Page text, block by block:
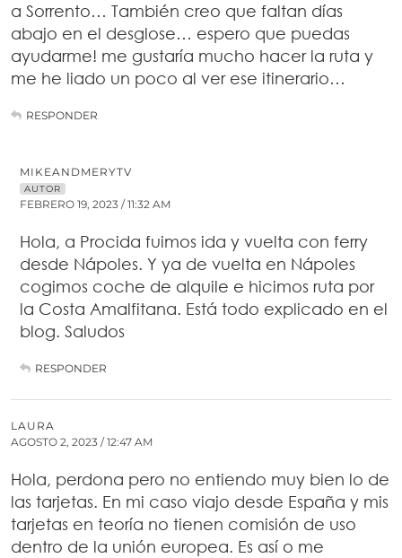
a Sorrento… También creo que faltan días
abajo en el desglose… espero que puedas
ayudarme! me gustaría mucho hacer la ruta y
me he liado un poco al ver ese itinerario…
RESPONDER
MIKEANDMERYTV
AUTOR
FEBRERO 19, 2023 / 11:32 AM
Hola, a Procida fuimos ida y vuelta con ferry
desde Nápoles. Y ya de vuelta en Nápoles
cogimos coche de alquile e hicimos ruta por
la Costa Amalfitana. Está todo explicado en el
blog. Saludos
RESPONDER
LAURA
AGOSTO 2, 2023 / 12:47 AM
Hola, perdona pero no entiendo muy bien lo de
las tarjetas. En mi caso viajo desde España y mis
tarjetas en teoría no tienen comisión de uso
dentro de la unión europea. Es así o me